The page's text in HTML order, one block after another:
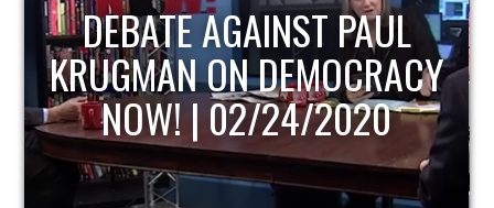
DEBATE AGAINST PAUL
KRUGMAN ON DEMOCRACY
NOW! | 02/24/2020